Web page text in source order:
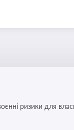
ризики для